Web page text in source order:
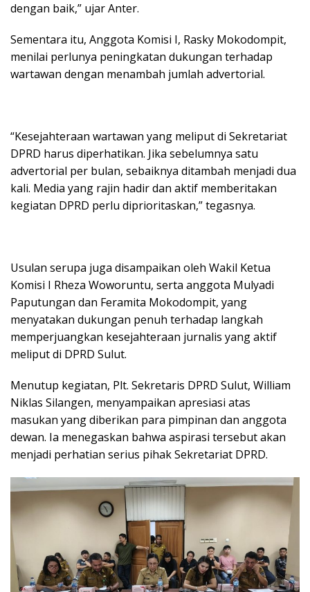
dengan baik,” ujar Anter.
Sementara itu, Anggota Komisi I, Rasky Mokodompit,
menilai perlunya peningkatan dukungan terhadap
wartawan dengan menambah jumlah advertorial.
“Kesejahteraan wartawan yang meliput di Sekretariat
DPRD harus diperhatikan. Jika sebelumnya satu
advertorial per bulan, sebaiknya ditambah menjadi dua
kali. Media yang rajin hadir dan aktif memberitakan
kegiatan DPRD perlu diprioritaskan,” tegasnya.
Usulan serupa juga disampaikan oleh Wakil Ketua
Komisi I Rheza Woworuntu, serta anggota Mulyadi
Paputungan dan Feramita Mokodompit, yang
menyatakan dukungan penuh terhadap langkah
memperjuangkan kesejahteraan jurnalis yang aktif
meliput di DPRD Sulut.
Menutup kegiatan, Plt. Sekretaris DPRD Sulut, William
Niklas Silangen, menyampaikan apresiasi atas
masukan yang diberikan para pimpinan dan anggota
dewan. Ia menegaskan bahwa aspirasi tersebut akan
menjadi perhatian serius pihak Sekretariat DPRD.